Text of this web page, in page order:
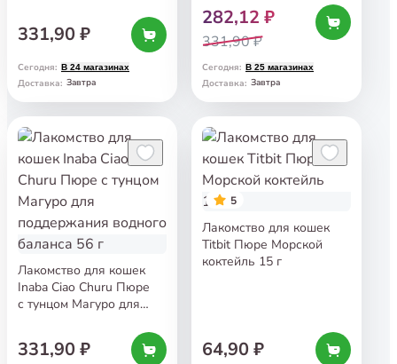
331,90 ₽
Сегодня: В 24 магазинах
Доставка: Завтра
почек 56 г
282,12 ₽
331,90 ₽
Сегодня: В 25 магазинах
Доставка: Завтра
Лакомство для кошек
Inaba Ciao Churu Пюре
с тунцом Магуро для
331,90 ₽
5
Лакомство для кошек
Titbit Пюре Морской
коктейль 15 г
64,90 ₽